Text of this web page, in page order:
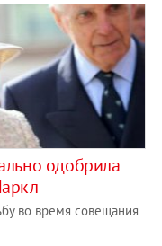
одобрила
во время совещания